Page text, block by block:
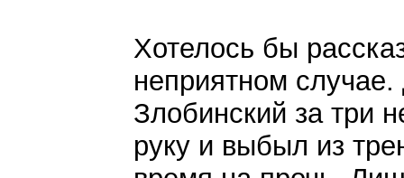
Хотелось бы
неприятном
Злобинский за три
руку и выбыл из